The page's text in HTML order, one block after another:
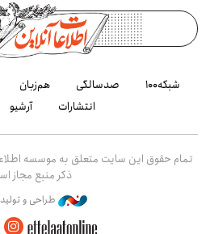
شبکه۱۰۰ صدسالگی هم‌زبان
انتشارات
آرشیو
تمام حقوق این سایت متعلق به موسسه
ذکر منبع مجاز
طراحی و